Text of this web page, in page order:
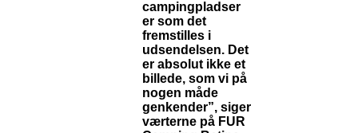
campingpladser
er som det
fremstilles i
udsendelsen. Det
er absolut ikke et
billede, som vi på
nogen måde
genkender”, siger
værterne på FUR